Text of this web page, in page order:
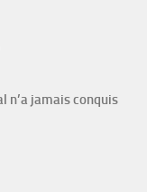
n’a jamais conquis